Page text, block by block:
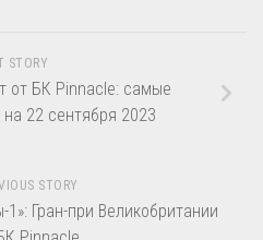
STORY
от БК Pinnacle: самые
22 сентября 2023
STORY
Гран-при Великобритании